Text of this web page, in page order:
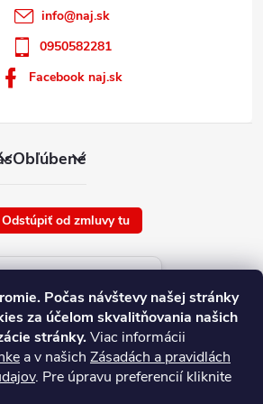
Počas návštevy našej stránky
za účelom skvalitňovania našich
stránky.Viac informácii
a v našich Zásadách a pravidlách
. Pre úpravu preferencií kliknite
Obľúbené
info@naj.sk
0950582281
Facebook naj.sk
Odstúpiť od zmluvy tu
ceny tovaru
od : 7/8/2026